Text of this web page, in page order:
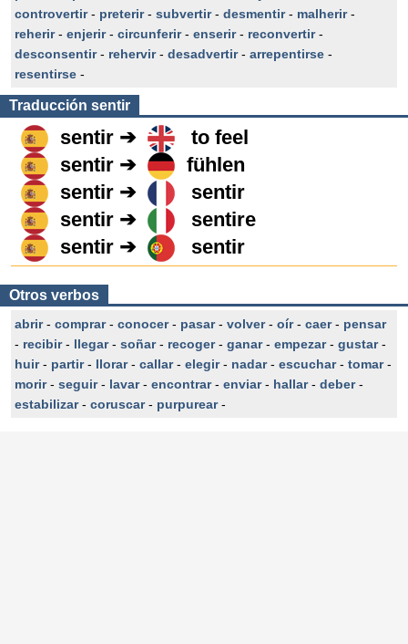
controvertir- preterir- subvertir- desmentir- malherir-
reherir- enjerir- circunferir- enserir- reconvertir-
desconsentir- rehervir- desadvertir- arrepentirse -
resentirse -
Traducción sentir
sentir ➔
to feel
sentir ➔
fühlen
sentir ➔
sentir
sentir ➔
sentire
sentir ➔
sentir
Otros verbos
abrir- comprar- conocer- pasar- volver- oír- caer- pensar
- recibir- llegar- soñar- recoger- ganar- empezar- gustar-
huir- partir- llorar- callar- elegir- nadar- escuchar- tomar-
morir- seguir- lavar- encontrar- enviar- hallar- deber-
estabilizar- coruscar- purpurear-